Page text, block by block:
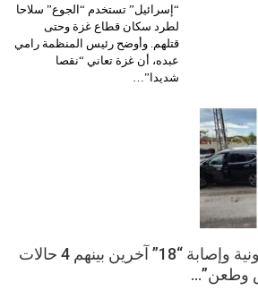
“إسرائيل” تستخدم “الجوع” سلاحا
لطرد سكان قطاع غزة وحتى
قتلهم. وأوضح رئيس المنظمة رامي
عبده، أن غزة تعاني “نقصا
شديدا”…
مقتل مستوطنة صهيونية وإصابة “18” آخرين بينهم 4 حالات
وطعن”…